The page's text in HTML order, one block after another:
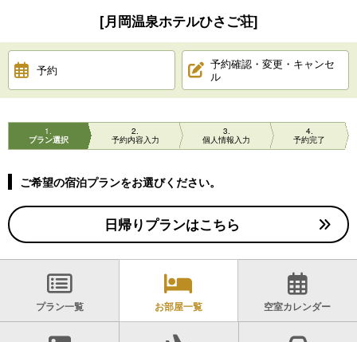
[月岡温泉ホテルひさご荘]
予約
予約確認・変更・キャンセ
ル
1
プラン選択
2
予約内容入力
3
個人情報入力
4
予約完了
ご希望の宿泊プランをお選びください。
日帰りプランはこちら
プラン一覧 お部屋一覧 空室カレンダー